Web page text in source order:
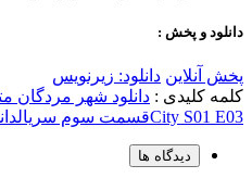
دانلود و پخش :
پخش آنلاین دانلود: زیرنویس
کلمه کلیدی : دانلود شهر مردگان
City S01 E03قسمت سوم سریال
دیدگاه ها